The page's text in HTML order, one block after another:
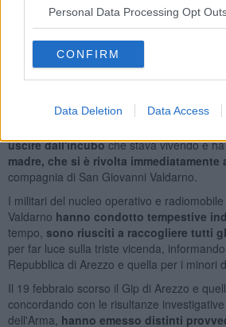
Personal Data Processing Opt
CONFIRM
Data Deletion Data Access
condotta in un luogo isolato in
costretta a subire un rapporto
sconvolta e totalmente succube dei due,
raccontato a nessuno quanto le era
I due ragazzi intanto hanno continuato
avesse raccontato l'accaduto le
uscire dall'incuboche stava vivendo e
madre, che si è rivolta immediatamente
compagnia di San Giovanni Valdarno.
I militari del nucleo operativo e
Valdarno hanno condotto tempestive
tempo, sono riusciti a raccogliere tutti
per far luce sulla triste vicenda,
Repubblica di Arezzo e quella per i minori
Il 19 febbraio scorso il Gip di Arezzo e
concordando con le risultanze
dell'Arma, hanno emesso distinti